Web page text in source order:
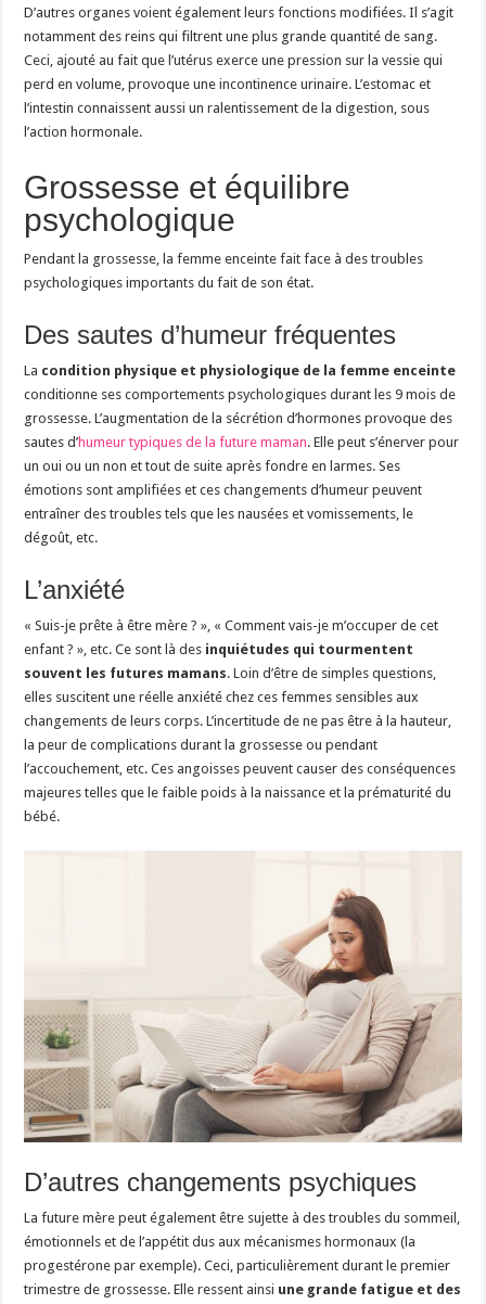
D’autres organes voient également leurs fonctions modifiées. Il s’agit
notamment des reins qui filtrent une plus grande quantité de sang.
Ceci, ajouté au fait que l’utérus exerce une pression sur la vessie qui
perd en volume, provoque une incontinence urinaire. L’estomac et
l’intestin connaissent aussi un ralentissement de la digestion, sous
l’action hormonale.
Grossesse et équilibre
psychologique
Pendant la grossesse, la femme enceinte fait face à des troubles
psychologiques importants du fait de son état.
Des sautes d’humeur fréquentes
La condition physique et physiologique de la femme enceinte
conditionne ses comportements psychologiques durant les 9 mois de
grossesse. L’augmentation de la sécrétion d’hormones provoque des
sautes d’humeur typiques de la future maman. Elle peut s’énerver pour
un oui ou un non et tout de suite après fondre en larmes. Ses
émotions sont amplifiées et ces changements d’humeur peuvent
entraîner des troubles tels que les nausées et vomissements, le
dégoût, etc.
L’anxiété
« Suis-je prête à être mère ? », « Comment vais-je m’occuper de cet
enfant ? », etc. Ce sont là des inquiétudes qui tourmentent
souvent les futures mamans. Loin d’être de simples questions,
elles suscitent une réelle anxiété chez ces femmes sensibles aux
changements de leurs corps. L’incertitude de ne pas être à la hauteur,
la peur de complications durant la grossesse ou pendant
l’accouchement, etc. Ces angoisses peuvent causer des conséquences
majeures telles que le faible poids à la naissance et la prématurité du
bébé.
D’autres changements psychiques
La future mère peut également être sujette à des troubles du sommeil,
émotionnels et de l’appétit dus aux mécanismes hormonaux (la
progestérone par exemple). Ceci, particulièrement durant le premier
trimestre de grossesse. Elle ressent ainsi une grande fatigue et des